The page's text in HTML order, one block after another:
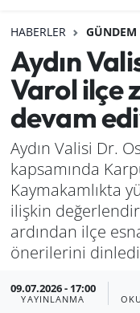
HABERLER GÜNDEM
Aydın
Varol ilçe
devam
Aydın Valisi Dr.
kapsamında
Kaymakamlıkta
ilişkin
ardından ilçe
önerilerini
09.07.2026 - 17:00
YAYINLANMA
Genel
Haber
Izmir
Kütahya
Manisa
Muğla
Politika
Son Dakika
Haber Arşivi